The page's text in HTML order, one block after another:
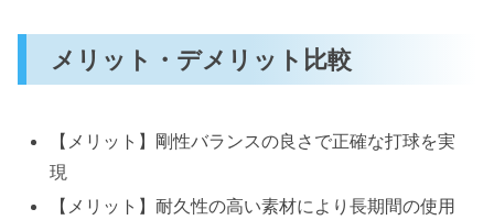
メリット・デメリット比較
【メリット】剛性バランスの良さで正確な打球を実
現
【メリット】耐久性の高い素材により長期間の使用